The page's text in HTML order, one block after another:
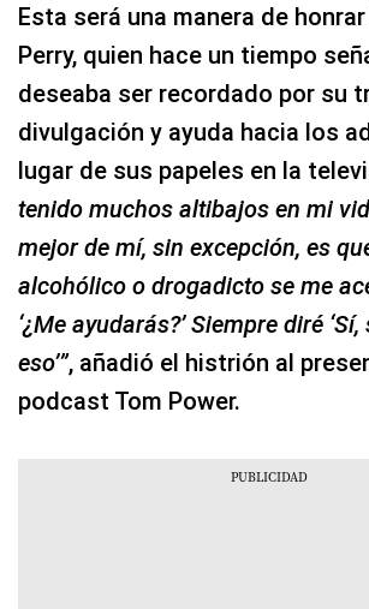
Esta será una manera de
Perry, quien hace un tiempo
deseaba ser recordado por su
divulgación y ayuda hacia los
lugar de sus papeles en la
tenido muchos altibajos en mi
mejor de mí, sin excepción, es
alcohólico o drogadicto se me
‘¿Me ayudarás?’ Siempre diré
eso’”, añadió el histrión al
podcast Tom Power.